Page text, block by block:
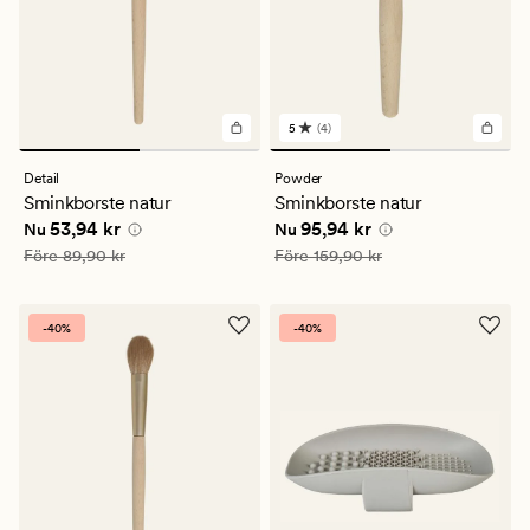
Detail
Sminkborste natur
Nuvarande pris
Nu 53,94 kr
Ordinarie pris
Före89,90 kr
4
omdömen
med
ett
genomsnittligt
betyg
på
5
5 (4)
Powder
Sminkborste natur
Nuvarande pris
Nu 95,94 kr
Ordinarie pris 159,90 kr
Före159,90 kr
-40% -40%